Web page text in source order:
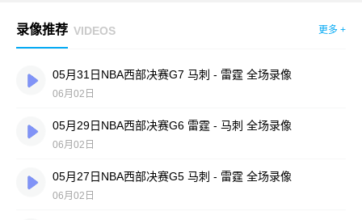
录像推荐 VIDEOS 更多 +
05月31日NBA西部决赛G7 马刺 - 雷霆 全场录像
06月02日
05月29日NBA西部决赛G6 雷霆 - 马刺 全场录像
06月02日
05月27日NBA西部决赛G5 马刺 - 雷霆 全场录像
06月02日